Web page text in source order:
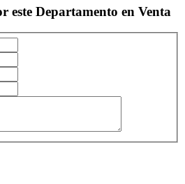
este Departamento en Venta